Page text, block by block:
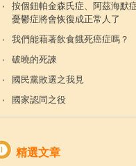
按個鈕帕金森氏症、阿茲海默症
憂鬱症將會恢復成正常人了
我們能藉著飲食餓死癌症嗎？
破曉的死諫
國民黨敗選之我見
國家認同之役
精選文章